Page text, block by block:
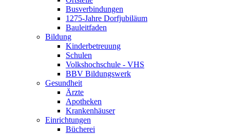
Busverbindungen
1275-Jahre Dorfjubiläum
Bauleitfaden
Bildung
Kinderbetreuung
Schulen
Volkshochschule - VHS
BBV Bildungswerk
Gesundheit
Ärzte
Apotheken
Krankenhäuser
Einrichtungen
Bücherei